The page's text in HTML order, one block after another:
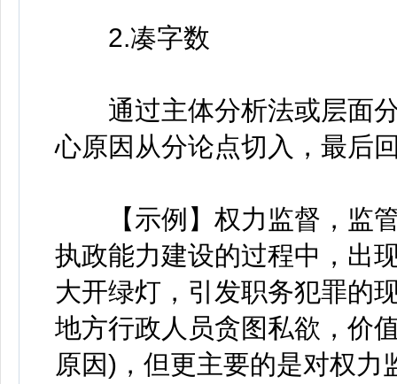
2.凑字数
通过主体分析法或层面分
心原因从分论点切入，最后
【示例】权力监督，监管
执政能力建设的过程中，出
大开绿灯，引发职务犯罪的
地方行政人员贪图私欲，价
原因)，但更主要的是对权